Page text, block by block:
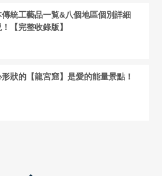
傳統工藝品一覧&八個地區個別詳細
【完整收錄版】
狀的【龍宮窟】是愛的能量景點！